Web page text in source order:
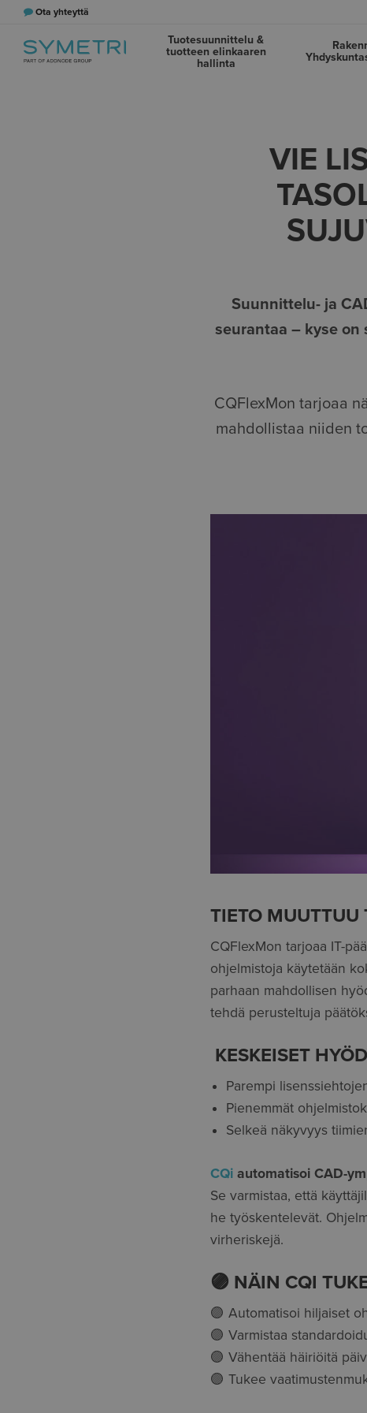
Ota yhteyttä
Tuotesuunnittelu &
tuotteen elinkaaren
hallinta
VIE
Suunnittelu- ja
seurantaa – kyse
CQFlexMon tarjoaa
mahdollistaa niiden
TIETO MUUTTUU
CQFlexMon tarjoaa IT-
ohjelmistoja käytetään
parhaan mahdollisen
tehdä perusteltuja
KESKEISET
Parempi
Pienemmät
Selkeä näkyvyys
CQi automatisoi CAD-
Se varmistaa, että
he työskentelevät.
virheriskejä.
🟣 NÄIN CQI
🟣 Automatisoi hiljaiset
🟣 Varmistaa
🟣 Vähentää häiriöitä
🟣 Tukee